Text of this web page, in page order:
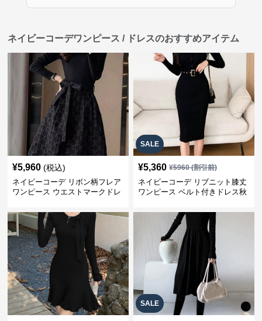
ネイビーコーデワンピース / ドレスのおすすめアイテム
¥5,960 (税込)
ネイビーコーデ リボン柄フレア
ワンピース ウエストマークドレ
SALE
¥5,360 ¥5960(割引前)
ネイビーコーデ リブニット膝丈
ワンピース ベルト付きドレス秋
SALE